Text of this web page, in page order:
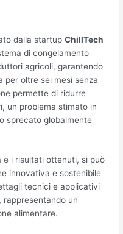
dalla startupChillTech
di congelamento
agricoli, garantendo
per oltre sei mesi senza
permette di ridurre
un problema stimato in
sprecato globalmente
e i risultati ottenuti, si può
innovativa e sostenibile
tecnici e applicativi
rappresentando un
alimentare.